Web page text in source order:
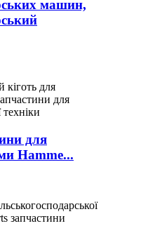
машин,
для
Hamme...